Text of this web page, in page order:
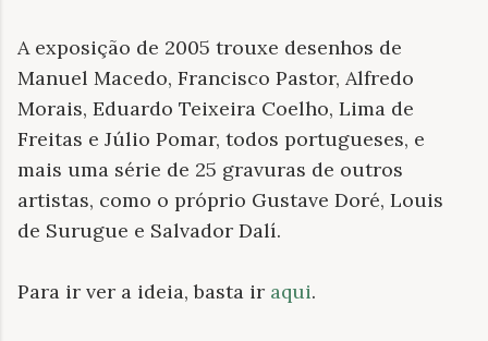
A exposição de 2005 trouxe desenhos de
Manuel Macedo, Francisco Pastor, Alfredo
Morais, Eduardo Teixeira Coelho, Lima de
Freitas e Júlio Pomar, todos portugueses, e
mais uma série de 25 gravuras de outros
artistas, como o próprio Gustave Doré, Louis
de Surugue e Salvador Dalí.
Para ir ver a ideia, basta ir aqui.